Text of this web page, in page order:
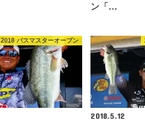
ン「…
2018 バスマスターオープン
2018.5.12